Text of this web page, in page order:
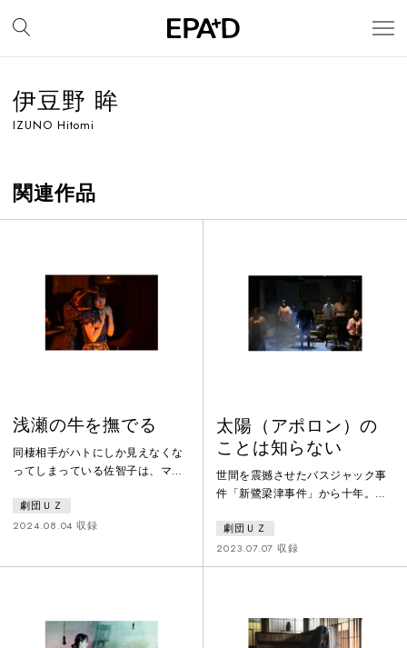
伊豆野 眸
IZUNO Hitomi
関連作品
浅瀬の牛を撫でる
同棲相手がハトにしか見えなくな
ってしまっている佐智子は、マス
続ける事件の国選弁護を担当する
ことに。しかし、被告女性はあい
糸をたぐるようにして彼女が辿り
劇団ＵＺ
2024.08.04 収録
太陽（アポロン）の
ことは知らない
世間を震撼させたバスジャック事
件「新鷺梁津事件」から十年。イ
とルームシェアし、ネット記事の
執筆とアルバイトでその日暮らし
を続ける自称ライターの三浦小豆
ゆく社会の中で、風化しつつある
「事件後」を生きていた。事件の
劇団ＵＺ
2023.07.07 収録